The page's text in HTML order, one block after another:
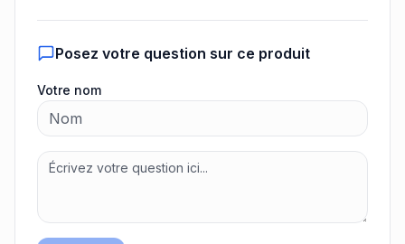
Posez votre question sur ce produit
Votre nom